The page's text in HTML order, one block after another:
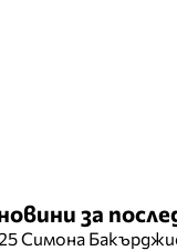
за
Симона